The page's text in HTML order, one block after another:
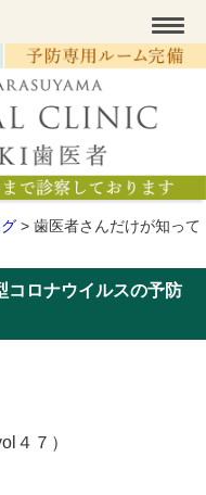
> 歯医者さんだけが知って
コロナウイルスの予防
４７）